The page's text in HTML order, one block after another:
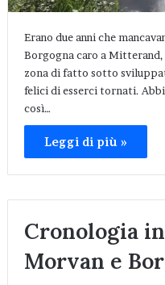
Erano due anni che
Borgogna caro a
zona di fatto sotto
felici di esserci tornati.
così…
Leggi di più »
Cronologia
Morvan e